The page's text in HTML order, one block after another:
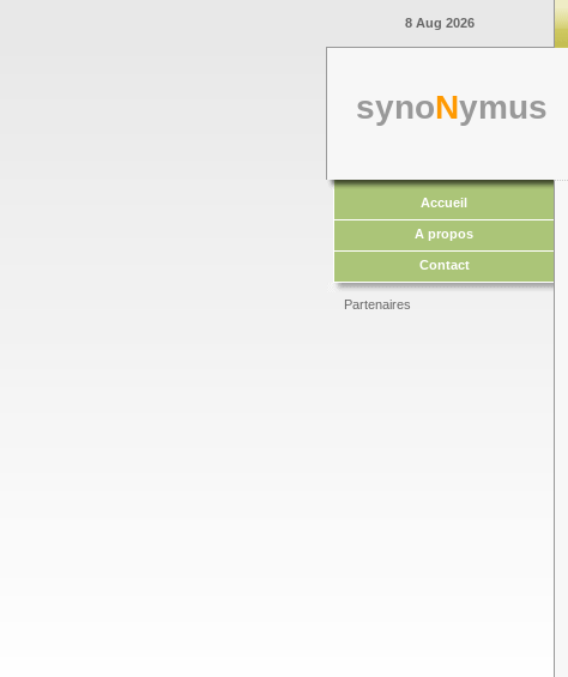
8 Aug 2026
synoNymus
Accueil
A propos
Contact
Partenaires